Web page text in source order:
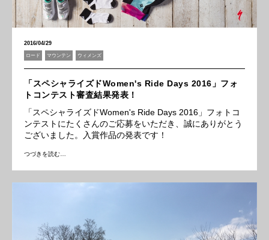
2016/04/29
ロード マウンテン ウィメンズ
「スペシャライズドWomen's Ride Days 2016」フォ
トコンテスト審査結果発表！
「スペシャライズドWomen's Ride Days 2016」フォトコ
ンテストにたくさんのご応募をいただき、誠にありがとう
ございました。入賞作品の発表です！
つづきを読む…